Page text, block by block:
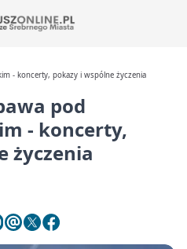
- koncerty, pokazy i wspólne życzenia
pod
- koncerty,
życzenia